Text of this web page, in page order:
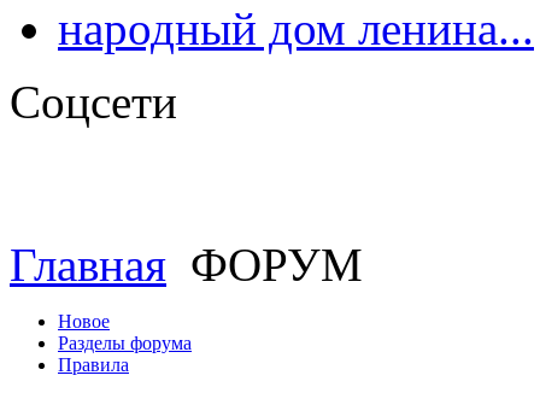
народный дом ленина...
Соцсети
Главная ФОРУМ
Новое
Разделы форума
Правила